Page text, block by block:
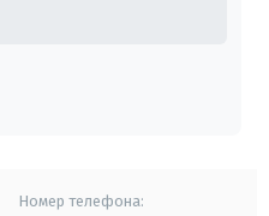
Номер телефона: